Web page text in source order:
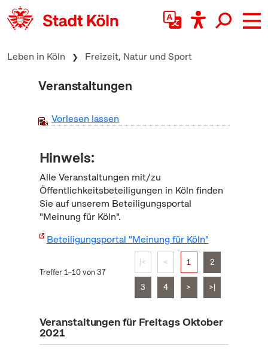
zum Inhalt springen
Leben in Köln Freizeit, Natur und Sport
Veranstaltungen
Vorlesen lassen
Hinweis:
Alle Veranstaltungen mit/zu
Öffentlichkeitsbeteiligungen in Köln finden
Sie auf unserem Beteiligungsportal
"Meinung für Köln".
Beteiligungsportal "Meinung für Köln"
Treffer 1–10 von 37
|< < 1 2
3 4 > >|
Veranstaltungen für Freitags Oktober
2021